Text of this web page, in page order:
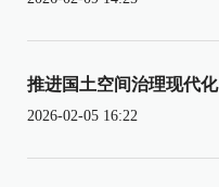
推进国土空间治理现代化
2026-02-05 16:22